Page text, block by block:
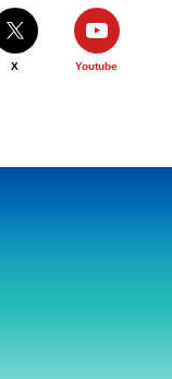
【期間限定】オーシャ
開催について
2026年3月20日〜2026年11
X Youtube